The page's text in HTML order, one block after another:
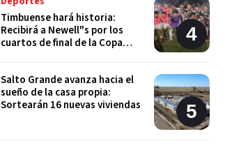
Timbuense hará historia:
Recibirá a Newell"s por los
cuartos de final de la Copa
Salto Grande avanza hacia el
sueño de la casa propia:
Sortearán 16 nuevas viviendas